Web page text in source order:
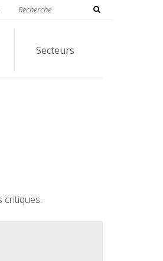
Secteurs
critiques.